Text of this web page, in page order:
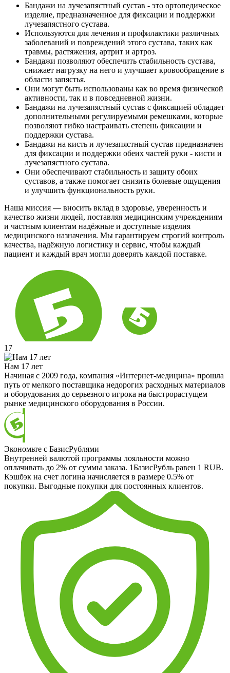
Бандажи на лучезапястный сустав - это ортопедическое
изделие, предназначенное для фиксации и поддержки
лучезапястного сустава.
Используются для лечения и профилактики различных
заболеваний и повреждений этого сустава, таких как
травмы, растяжения, артрит и артроз.
Бандажи позволяют обеспечить стабильность сустава,
снижает нагрузку на него и улучшает кровообращение в
области запястья.
Они могут быть использованы как во время физической
активности, так и в повседневной жизни.
Бандажи на лучезапястный сустав с фиксацией обладает
дополнительными регулируемыми ремешками, которые
позволяют гибко настраивать степень фиксации и
поддержки сустава.
Бандажи на кисть и лучезапястный сустав предназначен
для фиксации и поддержки обеих частей руки - кисти и
лучезапястного сустава.
Они обеспечивают стабильность и защиту обоих
суставов, а также помогает снизить болевые ощущения
и улучшить функциональность руки.
Наша миссия — вносить вклад в здоровье, уверенность и
качество жизни людей, поставляя медицинским учреждениям
и частным клиентам надёжные и доступные изделия
медицинского назначения. Мы гарантируем строгий контроль
качества, надёжную логистику и сервис, чтобы каждый
пациент и каждый врач могли доверять каждой поставке.
17
Нам 17 лет
Начиная с 2009 года, компания «Интернет-медицина» прошла
путь от мелкого поставщика недорогих расходных материалов
и оборудования до серьезного игрока на быстрорастущем
рынке медицинского оборудования в России.
Экономьте с БазисРублями
Внутренней валютой программы лояльности можно
оплачивать до 2% от суммы заказа. 1БазисРубль равен 1 RUB.
Кэшбэк на счет логина начисляется в размере 0.5% от
покупки. Выгодные покупки для постоянных клиентов.